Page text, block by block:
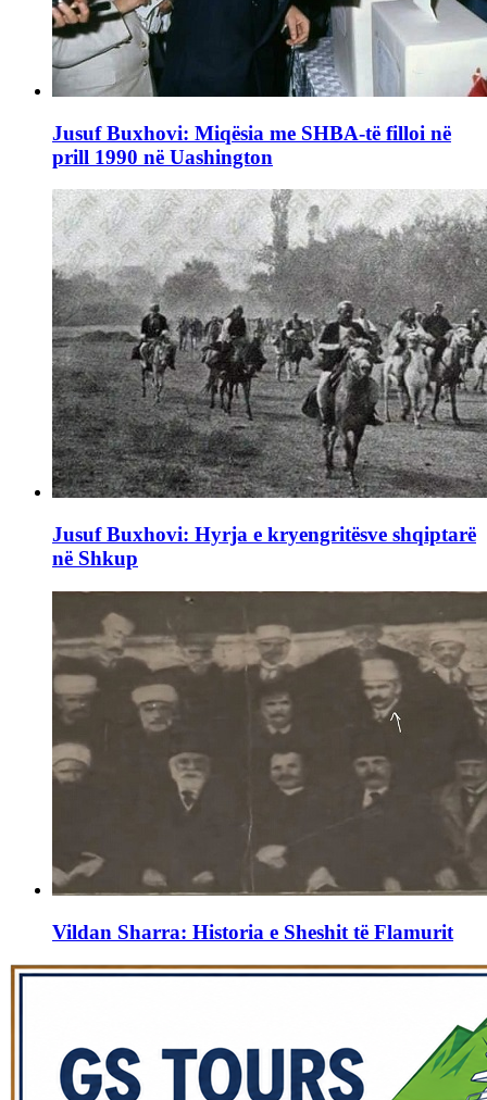
Jusuf Buxhovi: Miqësia me SHBA-të filloi në
prill 1990 në Uashington
Jusuf Buxhovi: Hyrja e kryengritësve shqiptarë
në Shkup
Vildan Sharra: Historia e Sheshit të Flamurit